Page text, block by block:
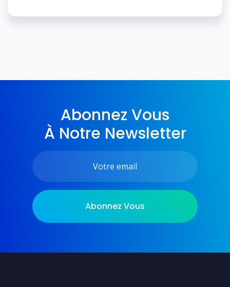
Abonnez Vous
À Notre Newsletter
Abonnez Vous